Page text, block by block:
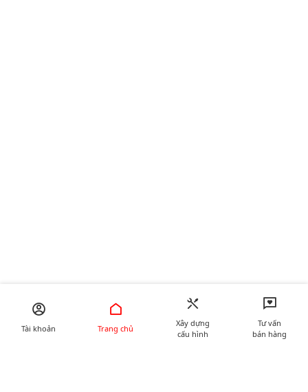
Tài khoản Trang chủ
Xây dựng
cấu hình
Tư vấn
bán hàng